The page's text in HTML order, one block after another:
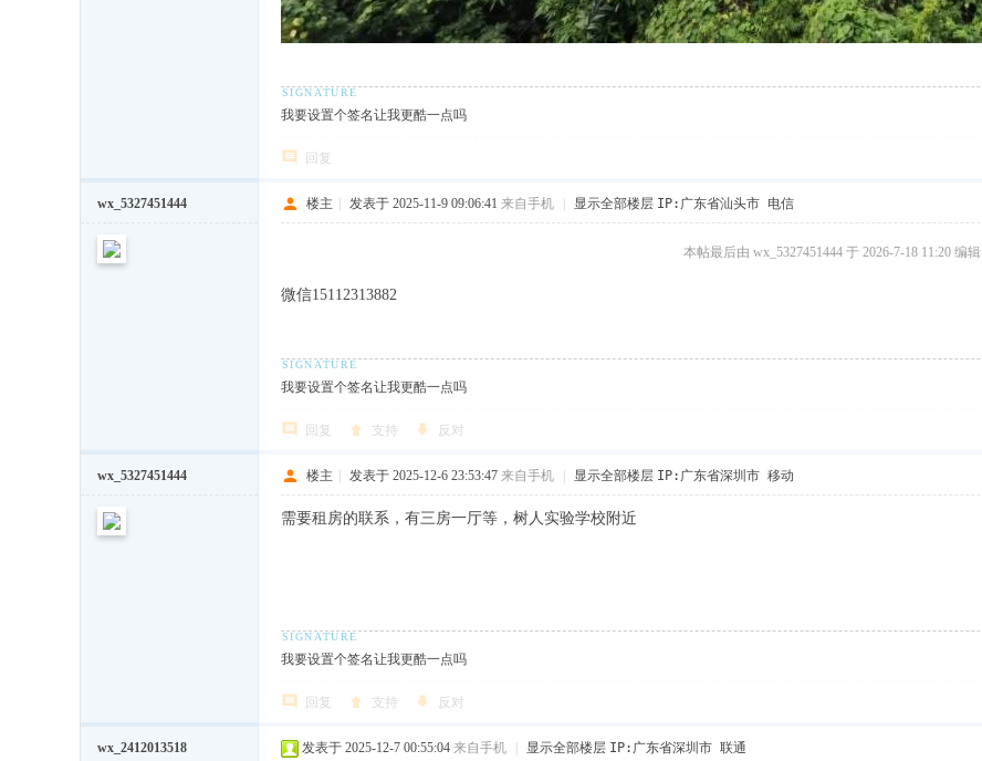
我要设置个签名让我更酷一点吗
回复
wx_5327451444 楼主 发表于 2025-11-9 09:06:41 来自手机 显示全部楼层 IP:广东省汕头市 电信
本帖最后由 wx_5327451444 于 2026-7-18 11:20 编辑
微信15112313882
我要设置个签名让我更酷一点吗
回复 支持 反对
wx_5327451444 楼主 发表于 2025-12-6 23:53:47 来自手机 显示全部楼层 IP:广东省深圳市 移动
需要租房的联系，有三房一厅等，树人实验学校附近
我要设置个签名让我更酷一点吗
回复 支持 反对
wx_2412013518 发表于 2025-12-7 00:55:04 来自手机 显示全部楼层 IP:广东省深圳市 联通